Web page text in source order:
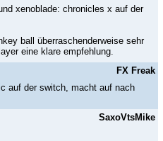
xenoblade: chronicles x auf der
ball überraschenderweise sehr
eine klare empfehlung.
FX Freak
auf der switch, macht auf nach
SaxoVtsMike